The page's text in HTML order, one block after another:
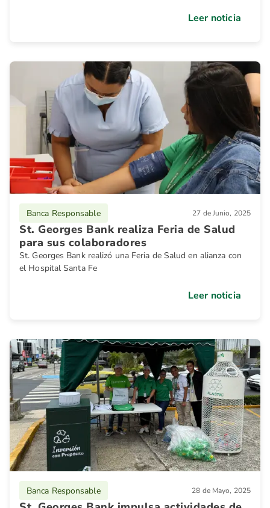
Leer noticia
Banca Responsable 27 de Junio, 2025
St. Georges Bank realiza Feria de Salud
para sus colaboradores
St. Georges Bank realizó una Feria de Salud en alianza con
el Hospital Santa Fe
Leer noticia
Banca Responsable 28 de Mayo, 2025